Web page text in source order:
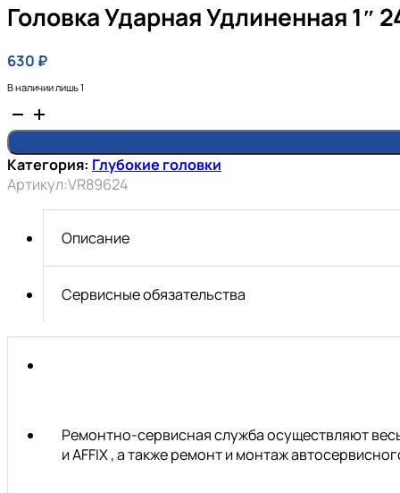
Головка Ударная Удлиненная 1″
630 ₽
В наличии лишь 1
Количество
товара
Головка
ударная
удлиненная
Vertul
Категория: Глубокие головки
Артикул:VR89624
Описание
Сервисные обязательства
Ремонтно-сервисная служба осуществляют
и AFFIX , а также ремонт и монтаж